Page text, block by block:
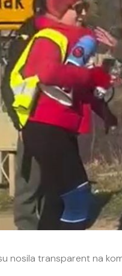
nosila transparent na